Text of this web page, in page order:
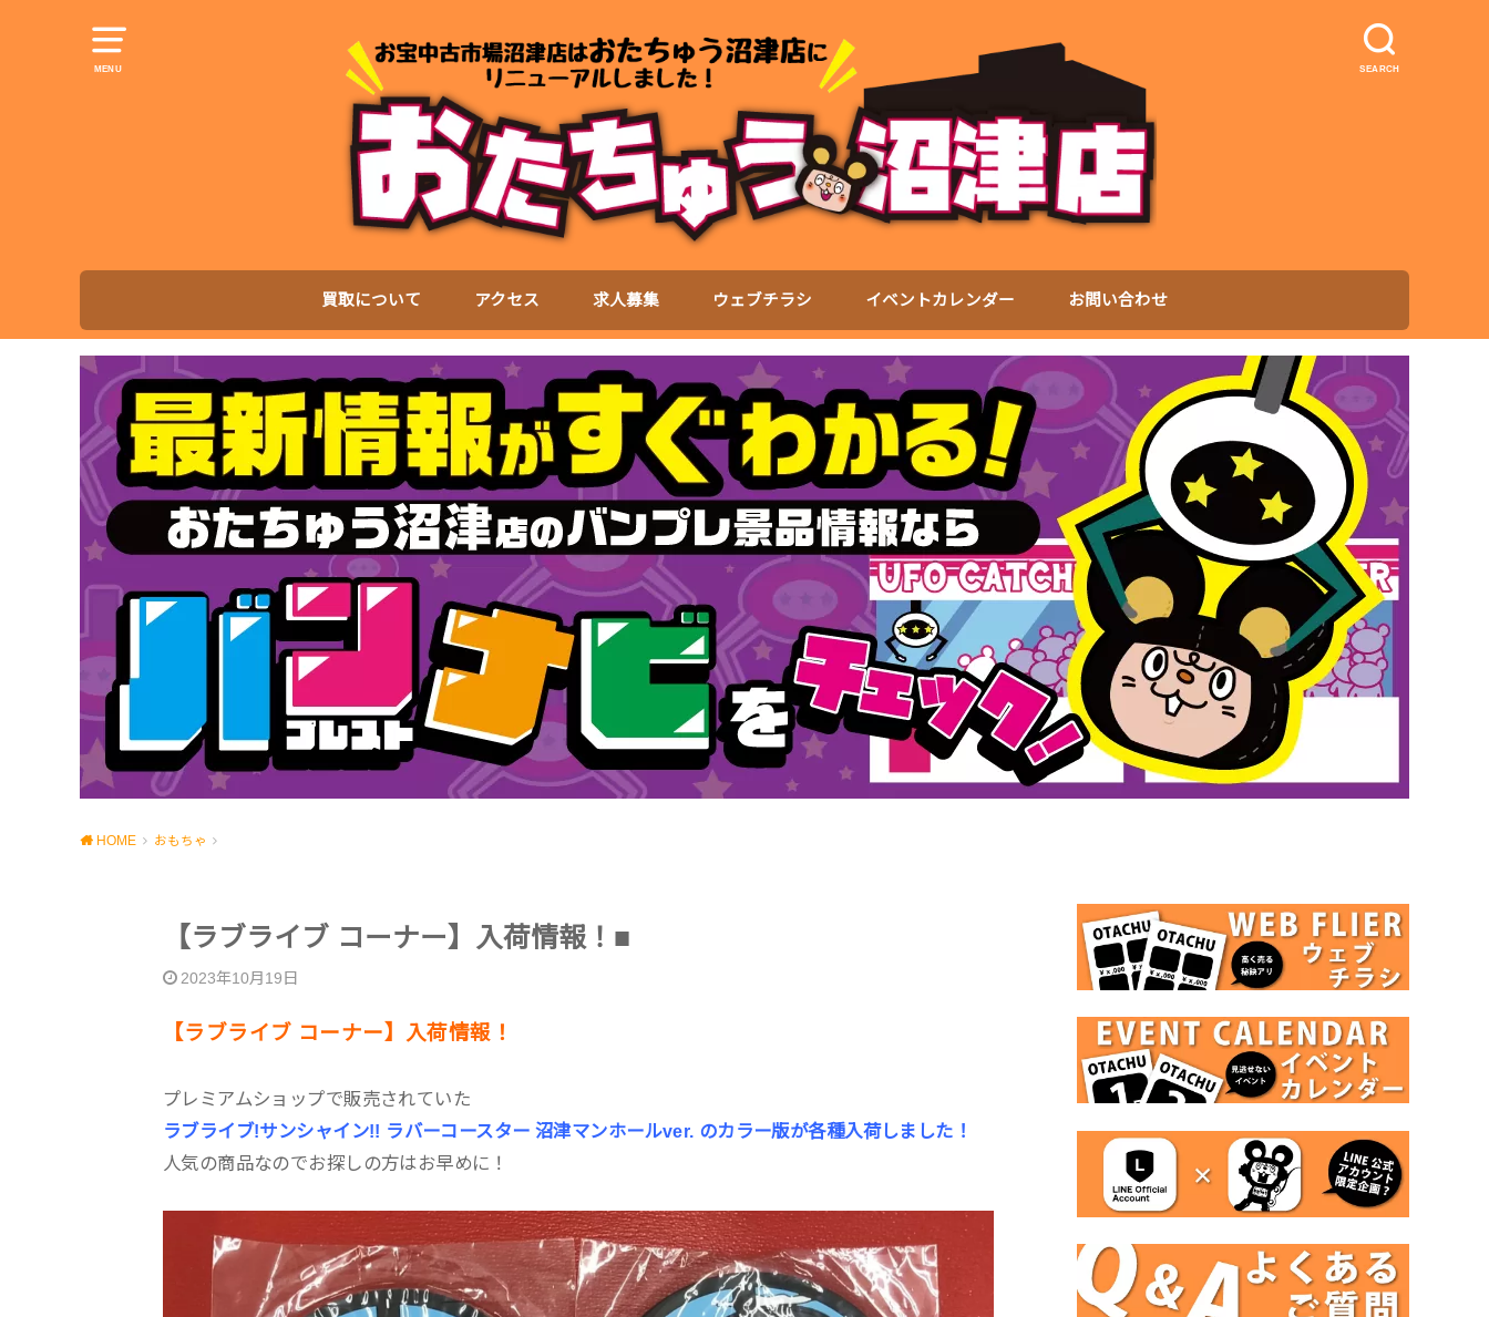
MENU SEARCH
買取について アクセス 求人募集 ウェブチラシ イベントカレンダー お問い合わせ
HOME おもちゃ
【ラブライブ コーナー】入荷情報！■
2023年10月19日
【ラブライブ コーナー】入荷情報！
プレミアムショップで販売されていた
ラブライブ!サンシャイン!! ラバーコースター 沼津マンホールver. のカラー版が各種入荷しました！
人気の商品なのでお探しの方はお早めに！